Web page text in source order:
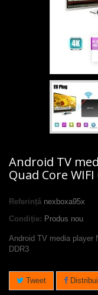
Android TV
Quad Core
Referință nexboxa95x
Condiție: Produs nou
Android TV media player
DDR3
Tweet